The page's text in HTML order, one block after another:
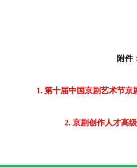
附件
1. 第十届中国京剧艺术节
2. 京剧创作人才高